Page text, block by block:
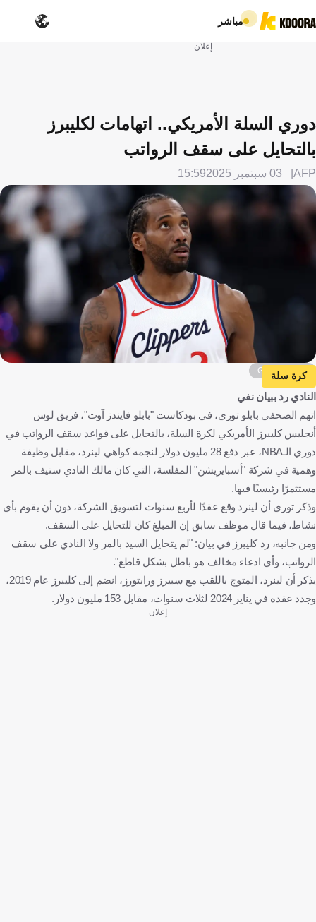
مباشر
إعلان
دوري السلة الأمريكي.. اتهامات لكليبرز
بالتحايل على سقف الرواتب
AFP 03 سبتمبر 2025 15:59
Getty Images
كرة سلة
النادي رد ببيان نفي
اتهم الصحفي بابلو توري، في بودكاست "بابلو فايندز آوت"، فريق لوس
أنجليس كليبرز الأمريكي لكرة السلة، بالتحايل على قواعد سقف الرواتب في
دوري الـNBA، عبر دفع 28 مليون دولار لنجمه كواهي لينرد، مقابل وظيفة
وهمية في شركة "أسبايريشن" المفلسة، التي كان مالك النادي ستيف بالمر
مستثمرًا رئيسيًا فيها.
وذكر توري أن لينرد وقع عقدًا لأربع سنوات لتسويق الشركة، دون أن يقوم بأي
نشاط، فيما قال موظف سابق إن المبلغ كان للتحايل على السقف.
ومن جانبه، رد كليبرز في بيان: "لم يتحايل السيد بالمر ولا النادي على سقف
الرواتب، وأي ادعاء مخالف هو باطل بشكل قاطع".
يذكر أن لينرد، المتوج باللقب مع سبيرز ورابتورز، انضم إلى كليبرز عام 2019،
وجدد عقده في يناير 2024 لثلاث سنوات، مقابل 153 مليون دولار.
إعلان